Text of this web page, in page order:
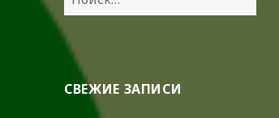
СВЕЖИЕ ЗАПИСИ